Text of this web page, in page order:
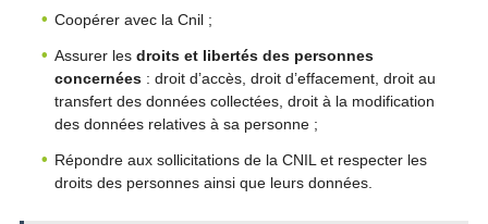
Coopérer avec la Cnil ;
Assurer les droits et libertés des personnes
concernées: droit d’accès, droit d’effacement, droit au
transfert des données collectées, droit à la modification
des données relatives à sa personne ;
Répondre aux sollicitations de la CNIL et respecter les
droits des personnes ainsi que leurs données.